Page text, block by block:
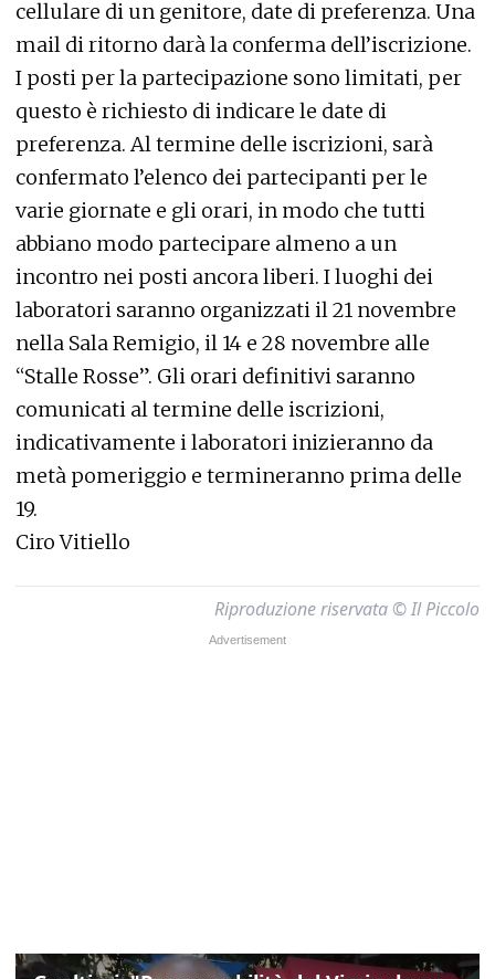
cellulare di un genitore, date di preferenza. Una
mail di ritorno darà la conferma dell’iscrizione.
I posti per la partecipazione sono limitati, per
questo è richiesto di indicare le date di
preferenza. Al termine delle iscrizioni, sarà
confermato l’elenco dei partecipanti per le
varie giornate e gli orari, in modo che tutti
abbiano modo partecipare almeno a un
incontro nei posti ancora liberi. I luoghi dei
laboratori saranno organizzati il 21 novembre
nella Sala Remigio, il 14 e 28 novembre alle
“Stalle Rosse”. Gli orari definitivi saranno
comunicati al termine delle iscrizioni,
indicativamente i laboratori inizieranno da
metà pomeriggio e termineranno prima delle
19.
Ciro Vitiello
Riproduzione riservata © Il Piccolo